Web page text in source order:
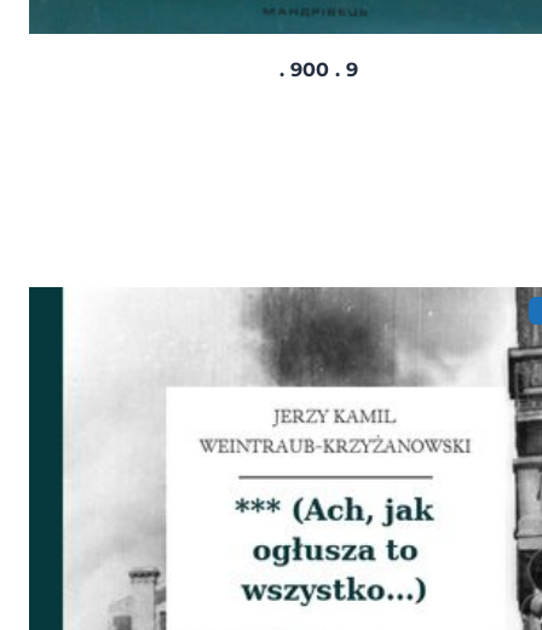
. 900 . 9